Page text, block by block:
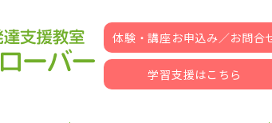
体験・講座お申込み／お問合
学習支援はこちら